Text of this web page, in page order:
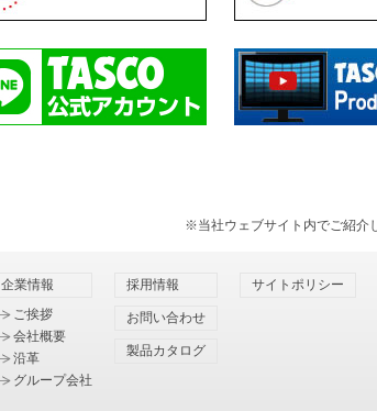
※当社ウェブサイト内でご紹介
企業情報
ご挨拶
会社概要
沿革
グループ会社
採用情報
お問い合わせ
製品カタログ
サイトポリシー